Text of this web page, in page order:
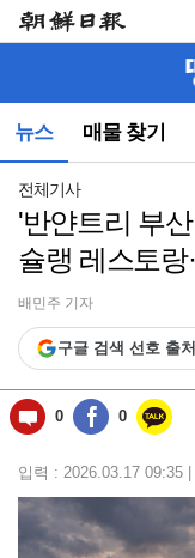
뉴스 매물 찾기
뉴
(컨
동)
전체기사
'반얀트리 부
슐랭 레스토랑
배민주 기자
구글 검색 선호 출
0 0
입력 : 2026.03.17 09:35